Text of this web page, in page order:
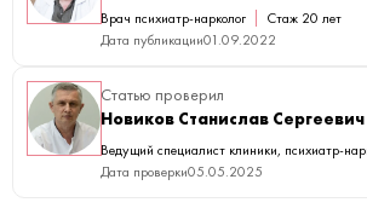
Врач психиатр-нарколог
Стаж 20 лет
Дата публикации01.09.2022
Статью проверил
Новиков Станислав Сергеевич
Ведущий специалист клиники, психиатр-
Дата проверки05.05.2025